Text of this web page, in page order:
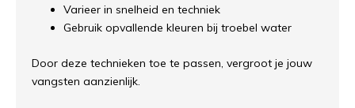
Varieer in snelheid en techniek
Gebruik opvallende kleuren bij troebel water
Door deze technieken toe te passen, vergroot je jouw
vangsten aanzienlijk.